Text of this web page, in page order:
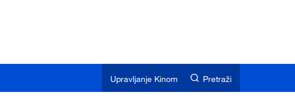
Upravljanje Kinom Pretraži